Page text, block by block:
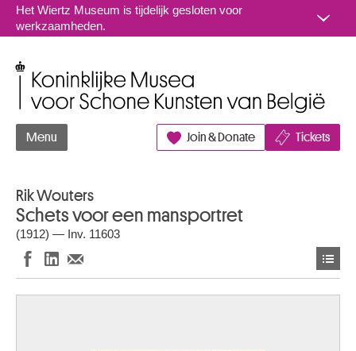
Naar inhoud
Het Wiertz Museum is tijdelijk gesloten voor
werkzaamheden.
Menu Join & Donate Tickets
Rik Wouters
Schets voor een mansportret
(1912) — Inv. 11603